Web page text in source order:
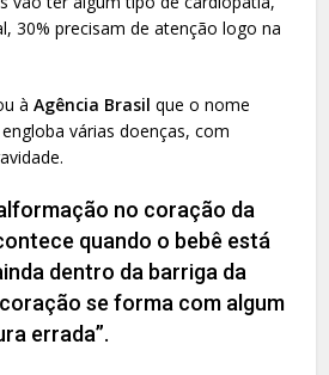
30% precisam de atenção logo na
àAgência Brasil que o nome
várias doenças, com
no coração da
quando o bebê está
dentro da barriga da
se forma com algum
errada”.